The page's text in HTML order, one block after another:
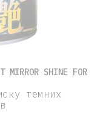
MIRROR SHINE FOR
темних